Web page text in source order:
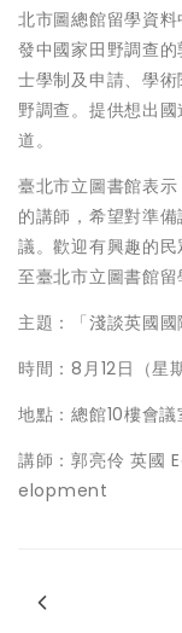
北市圖總館留學資
發中國家田野調查
士學制及申請、學
野調查。提供想出
道。
臺北市立圖書館表
的講師，希望對準
議。歡迎有興趣的
至臺北市立圖書館留
主題：「淺談英國國
時間：8月12日（星
地點：總館10樓會議
講師：郭亮伶 英
elopment